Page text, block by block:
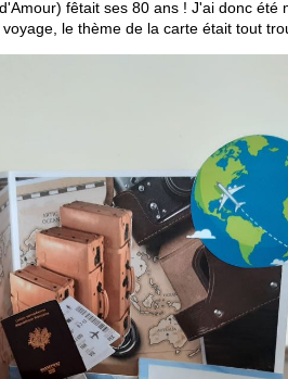
fêtait ses 80 ans ! J'ai donc été
le thème de la carte était tout